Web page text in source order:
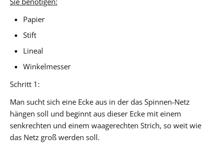
Papier
Stift
Lineal
Winkelmesser
Schritt 1:
Man sucht sich eine Ecke aus in der das Spinnen-Netz
hängen soll und beginnt aus dieser Ecke mit einem
senkrechten und einem waagerechten Strich, so weit wie
das Netz groß werden soll.